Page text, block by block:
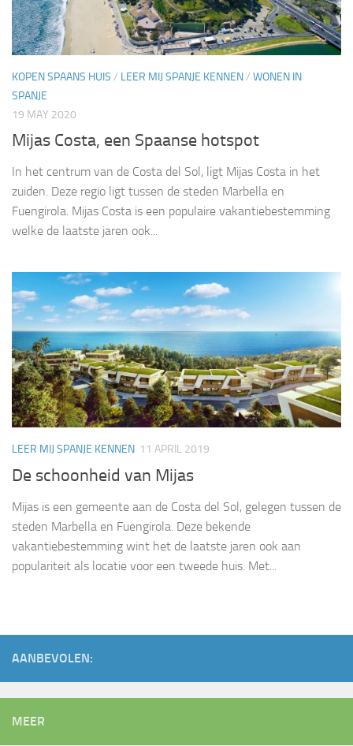
KOPEN SPAANS HUIS / LEER MIJ SPANJE KENNEN/ WONEN IN
SPANJE
19 MAY 2020
Mijas Costa, een Spaanse hotspot
In het centrum van de Costa del Sol, ligt Mijas Costa in het
zuiden. Deze regio ligt tussen de steden Marbella en
Fuengirola. Mijas Costa is een populaire vakantiebestemming
welke de laatste jaren ook...
LEER MIJ SPANJE KENNEN 11 APRIL 2019
De schoonheid van Mijas
Mijas is een gemeente aan de Costa del Sol, gelegen tussen de
steden Marbella en Fuengirola. Deze bekende
vakantiebestemming wint het de laatste jaren ook aan
populariteit als locatie voor een tweede huis. Met...
AANBEVOLEN:
MEER